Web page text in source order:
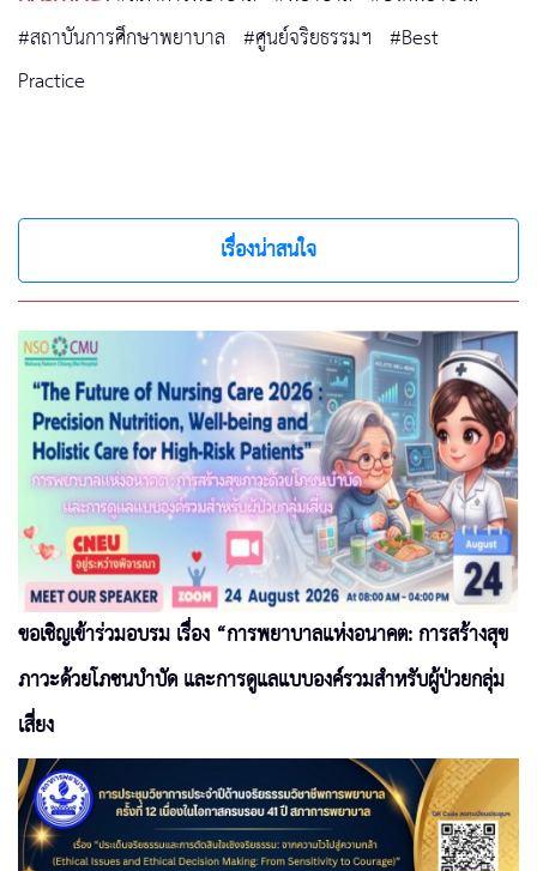
#สถาบันการศึกษาพยาบาล #ศูนย์จริยธรรมฯ #Best
Practice
เรื่องน่าสนใจ
ขอเชิญเข้าร่วมอบรม เรื่อง “การพยาบาลแห่งอนาคต: การสร้างสุข
ภาวะด้วยโภชนบำบัด และการดูแลแบบองค์รวมสำหรับผู้ป่วยกลุ่ม
เสี่ยง